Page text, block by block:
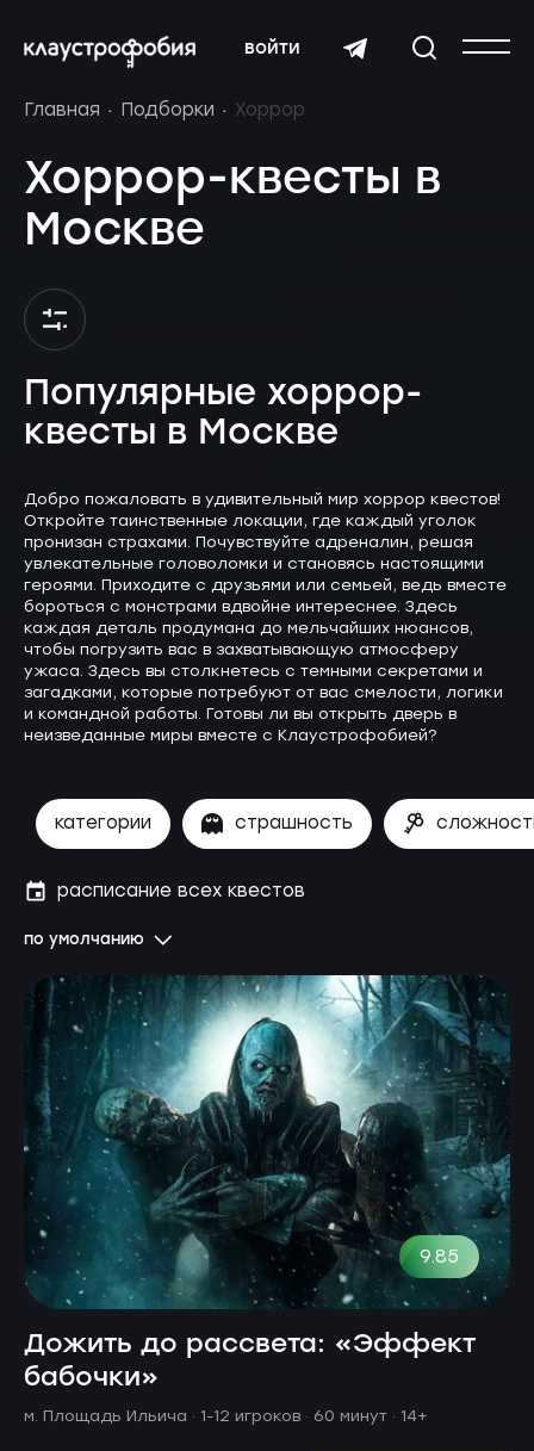
войти
Главная Подборки Хоррор
Хоррор-квесты в
Москве
Популярные хоррор-
квесты в Москве
Добро пожаловать в удивительный мир хоррор квестов!
Откройте таинственные локации, где каждый уголок
пронизан страхами. Почувствуйте адреналин, решая
увлекательные головоломки и становясь настоящими
героями. Приходите с друзьями или семьей, ведь вместе
бороться с монстрами вдвойне интереснее. Здесь
каждая деталь продумана до мельчайших нюансов,
чтобы погрузить вас в захватывающую атмосферу
ужаса. Здесь вы столкнетесь с темными секретами и
загадками, которые потребуют от вас смелости, логики
и командной работы. Готовы ли вы открыть дверь в
неизведанные миры вместе с Клаустрофобией?
категории страшность
по умолчанию
расписание всех квестов
9.85
Дожить до рассвета: «Эффект
бабочки»
м. Площадь Ильича · 1-12 игроков · 60 минут · 14+